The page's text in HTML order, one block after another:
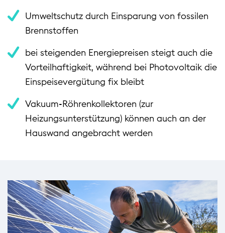
Umweltschutz durch Einsparung von fossilen
Brennstoffen
bei steigenden Energiepreisen steigt auch die
Vorteilhaftigkeit, während bei Photovoltaik die
Einspeisevergütung fix bleibt
Vakuum-Röhrenkollektoren (zur
Heizungsunterstützung) können auch an der
Hauswand angebracht werden